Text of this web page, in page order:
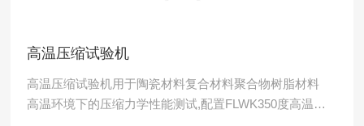
高温压缩试验机
高温压缩试验机用于陶瓷材料复合材料聚合物树脂材料
高温环境下的压缩力学性能测试,配置FLWK350度高温环